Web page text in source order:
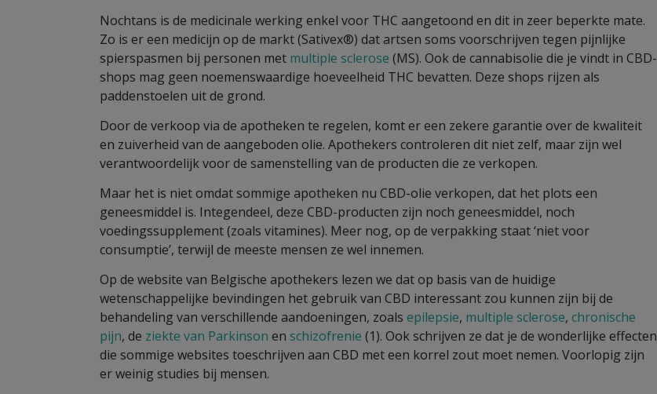
Nochtans is de medicinale werking enkel voor THC aangetoond en dit in zeer beperkte mate.
Zo is er een medicijn op de markt (Sativex®) dat artsen soms voorschrijven tegen pijnlijke
spierspasmen bij personen met multiple sclerose (MS). Ook de cannabisolie die je vindt in CBD-
shops mag geen noemenswaardige hoeveelheid THC bevatten. Deze shops rijzen als
paddenstoelen uit de grond.
Door de verkoop via de apotheken te regelen, komt er een zekere garantie over de kwaliteit
en zuiverheid van de aangeboden olie. Apothekers controleren dit niet zelf, maar zijn wel
verantwoordelijk voor de samenstelling van de producten die ze verkopen.
Maar het is niet omdat sommige apotheken nu CBD-olie verkopen, dat het plots een
geneesmiddel is. Integendeel, deze CBD-producten zijn noch geneesmiddel, noch
voedingssupplement (zoals vitamines). Meer nog, op de verpakking staat ‘niet voor
consumptie’, terwijl de meeste mensen ze wel innemen.
Op de website van Belgische apothekers lezen we dat op basis van de huidige
wetenschappelijke bevindingen het gebruik van CBD interessant zou kunnen zijn bij de
behandeling van verschillende aandoeningen, zoals epilepsie, multiple sclerose, chronische
pijn, de ziekte van Parkinson en schizofrenie (1). Ook schrijven ze dat je de wonderlijke effecten
die sommige websites toeschrijven aan CBD met een korrel zout moet nemen. Voorlopig zijn
er weinig studies bij mensen.